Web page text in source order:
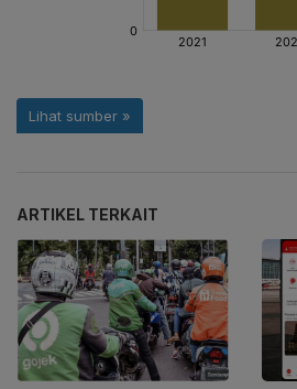
ARTIKEL TERKAIT